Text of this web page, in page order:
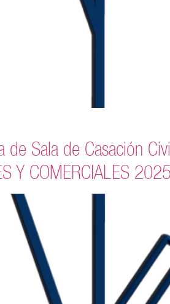
de Sala de Casación
Y COMERCIALES